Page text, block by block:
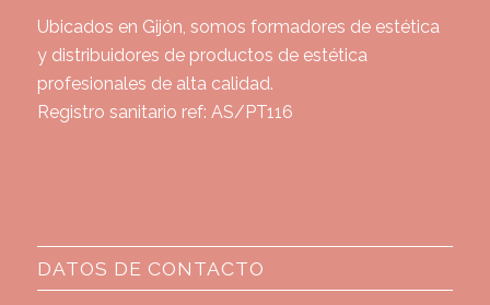
Ubicados en Gijón, somos formadores de estética
y distribuidores de productos de estética
profesionales de alta calidad.
Registro sanitario ref: AS/PT116
DATOS DE CONTACTO